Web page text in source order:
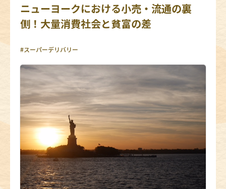
ニューヨークにおける小売・流通の裏
側！大量消費社会と貧富の差
#スーパーデリバリー